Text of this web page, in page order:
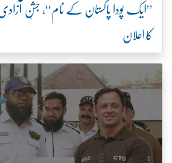
’’ایک پودا پاکستان کے نام‘‘، جشنِ
کا اعلان